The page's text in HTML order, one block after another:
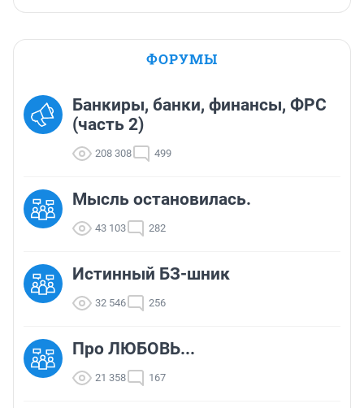
ФОРУМЫ
Банкиры, банки, финансы, ФРС
(часть 2)
208 308 499
Мысль остановилась.
43 103 282
Истинный БЗ-шник
32 546 256
Про ЛЮБОВЬ...
21 358 167